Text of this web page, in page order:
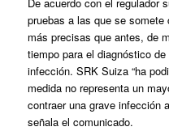
pruebas a las que se somete
más precisas que antes, de
tiempo para el diagnóstico
infección. SRK Suiza “ha
medida no representa un
contraer una grave infección
señala el comunicado.